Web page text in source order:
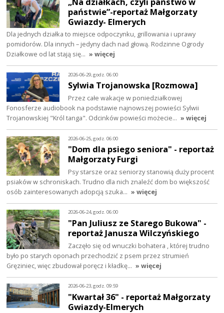
państwie”-reportaż Małgorzaty
Gwiazdy- Elmerych
Dla jednych działka to miejsce odpoczynku, grillowania i uprawy
pomidorów. Dla innych – jedyny dach nad głową. Rodzinne Ogrody
Działkowe od lat stają się… » więcej
2026-06-29, godz. 06:00
Sylwia Trojanowska [Rozmowa]
Przez całe wakacje w poniedziałkowej
Fonosferze audiobook na podstawie najnowszej powieści Sylwii
Trojanowskiej "Król tanga". Odcinków powieści możecie… » więcej
2026-06-25, godz. 06:00
"Dom dla psiego seniora" - reportaż
Małgorzaty Furgi
Psy starsze oraz seniorzy stanowią duży procent
psiaków w schroniskach. Trudno dla nich znaleźć dom bo większość
osób zainteresowanych adopcją szuka… » więcej
2026-06-24, godz. 06:00
"Pan Juliusz ze Starego Bukowa" -
reportaż Janusza Wilczyńskiego
Zaczęło się od wnuczki bohatera , której trudno
było po starych oponach przechodzić z psem przez strumień
Gręziniec, więc zbudował poręcz i kładkę… » więcej
2026-06-23, godz. 09:59
"Kwartał 36" - reportaż Małgorzaty
Gwiazdy-Elmerych